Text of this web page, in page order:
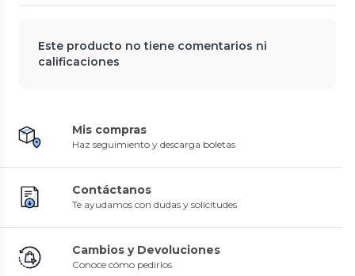
Este producto no tiene comentarios ni
calificaciones
Mis compras
Haz seguimiento y descarga boletas
Contáctanos
Te ayudamos con dudas y solicitudes
Cambios y Devoluciones
Conoce cómo pedirlos